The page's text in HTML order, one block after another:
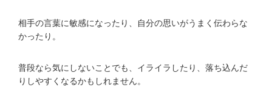
相手の言葉に敏感になったり、自分の思いがうまく伝わらな
かったり。
普段なら気にしないことでも、イライラしたり、落ち込んだ
りしやすくなるかもしれません。